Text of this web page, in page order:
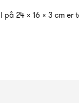
på 24 x 16 x 3 cm